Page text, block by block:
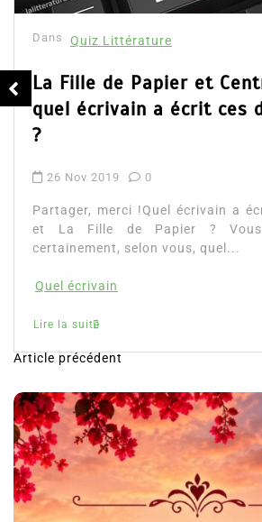
Dans Quiz Littérature
La Fille de Papier et
quel écrivain a écrit ces
?
26 Nov 2019 0
Partager, merci !Quel écrivain a
et La Fille de Papier ? Vous
certainement, selon vous, quel...
Quel écrivain
Lire la suite
N
a
v
i
g
a
Article précédent